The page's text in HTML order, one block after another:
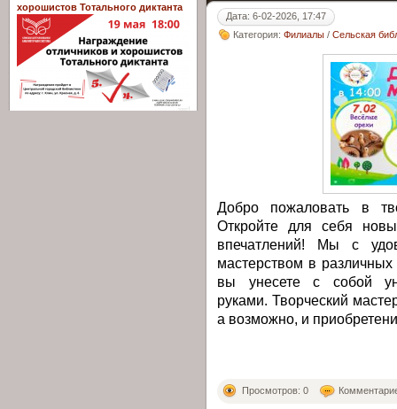
Дата: 6-02-2026, 17:47
Категория: Филиалы / Сельская
Добро пожаловать в
Откройте для себя
впечатлений! Мы с
мастерством в
вы унесете с собой
руками. Творческий
а возможно, и
Просмотров: 0
хорошистов Тотального диктанта